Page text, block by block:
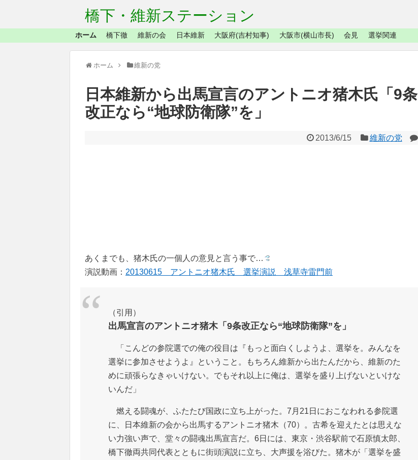
橋下・維新ステーション
ホーム 橋下徹 維新の会 日本維新 大阪府(吉村知事) 大阪市(横山市長) 会見 選挙関連
ホーム 維新の党
日本維新から出馬宣言のアントニオ猪木氏「9条
改正なら“地球防衛隊”を」
2013/6/15 維新の党
あくまでも、猪木氏の一個人の意見と言う事で…
演説動画： 20130615 アントニオ猪木氏 選挙演説 浅草寺雷門前
（引用）
出馬宣言のアントニオ猪木「9条改正なら“地球防衛隊”を」
「こんどの参院選での俺の役目は『もっと面白くしようよ、選挙を。みんなを
選挙に参加させようよ』ということ。もちろん維新から出たんだから、維新のた
めに頑張らなきゃいけない。でもそれ以上に俺は、選挙を盛り上げないといけな
いんだ」
燃える闘魂が、ふたたび国政に立ち上がった。7月21日におこなわれる参院選
に、日本維新の会から出馬するアントニオ猪木（70）。古希を迎えたとは思えな
い力強い声で、堂々の闘魂出馬宣言だ。6日には、東京・渋谷駅前で石原慎太郎、
橋下徹両共同代表とともに街頭演説に立ち、大声援を浴びた。猪木が「選挙を盛